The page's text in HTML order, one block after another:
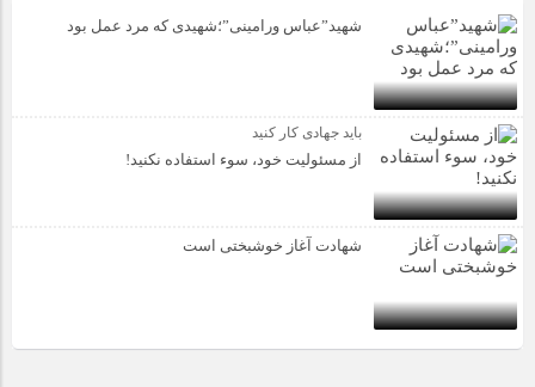
شهید”عباس ورامینی”؛شهیدی که مرد عمل بود
باید جهادی کار کنید
از مسئولیت خود، سوء استفاده نکنید!
شهادت آغاز خوشبختی است